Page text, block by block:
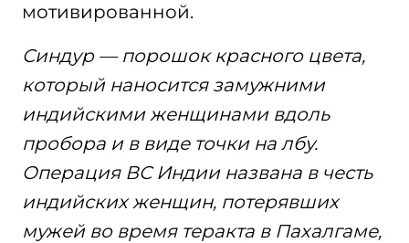
мотивированной.
Синдур — порошок красного цвета,
который наносится замужними
индийскими женщинами вдоль
пробора и в виде точки на лбу.
Операция ВС Индии названа в честь
индийских женщин, потерявших
мужей во время теракта в Пахалгаме,